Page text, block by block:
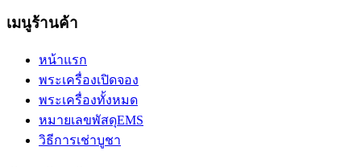
เมนูร้านค้า
หน้าแรก
พระเครื่องเปิดจอง
พระเครื่องทั้งหมด
หมายเลขพัสดุEMS
วิธีการเช่าบูชา